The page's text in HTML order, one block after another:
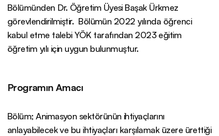
Bölümünden Dr. Öğretim Üyesi Başak Ürkmez
görevlendirilmiştir. Bölümün 2022 yılında öğrenci
kabul etme talebi YÖK tarafından 2023 eğitim
öğretim yılı için uygun bulunmuştur.
Programın Amacı
Bölüm; Animasyon sektörünün ihtiyaçlarını
anlayabilecek ve bu ihtiyaçları karşılamak üzere ürettiği